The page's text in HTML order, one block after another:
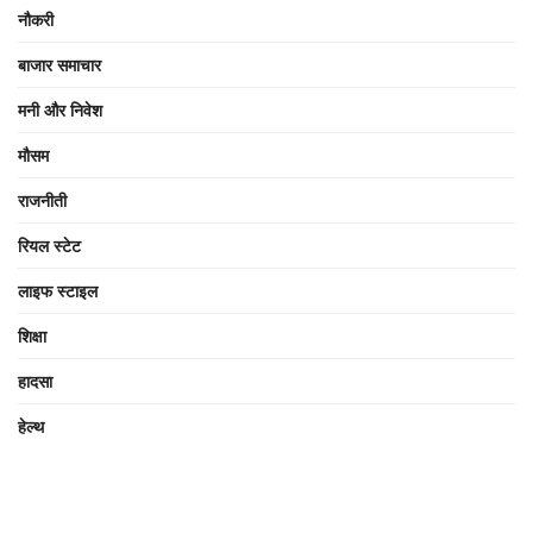
नौकरी
बाजार समाचार
मनी और निवेश
मौसम
राजनीती
रियल स्टेट
लाइफ स्टाइल
शिक्षा
हादसा
हेल्थ